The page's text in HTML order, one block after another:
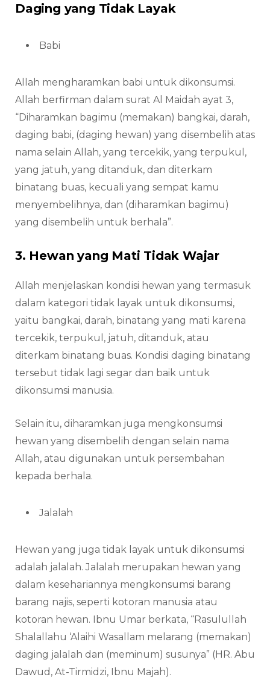
Daging yang Tidak Layak
Babi
Allah mengharamkan babi untuk dikonsumsi.
Allah berfirman dalam surat Al Maidah ayat 3,
“Diharamkan bagimu (memakan) bangkai, darah,
daging babi, (daging hewan) yang disembelih atas
nama selain Allah, yang tercekik, yang terpukul,
yang jatuh, yang ditanduk, dan diterkam
binatang buas, kecuali yang sempat kamu
menyembelihnya, dan (diharamkan bagimu)
yang disembelih untuk berhala”.
3. Hewan yang Mati Tidak Wajar
Allah menjelaskan kondisi hewan yang termasuk
dalam kategori tidak layak untuk dikonsumsi,
yaitu bangkai, darah, binatang yang mati karena
tercekik, terpukul, jatuh, ditanduk, atau
diterkam binatang buas. Kondisi daging binatang
tersebut tidak lagi segar dan baik untuk
dikonsumsi manusia.
Selain itu, diharamkan juga mengkonsumsi
hewan yang disembelih dengan selain nama
Allah, atau digunakan untuk persembahan
kepada berhala.
Jalalah
Hewan yang juga tidak layak untuk dikonsumsi
adalah jalalah. Jalalah merupakan hewan yang
dalam kesehariannya mengkonsumsi barang
barang najis, seperti kotoran manusia atau
kotoran hewan. Ibnu Umar berkata, “Rasulullah
Shalallahu ‘Alaihi Wasallam melarang (memakan)
daging jalalah dan (meminum) susunya” (HR. Abu
Dawud, At-Tirmidzi, Ibnu Majah).